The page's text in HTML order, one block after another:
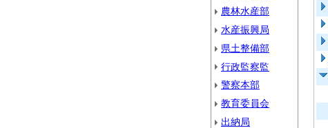
農林水産部
水産振興局
県土整備部
行政監察監
警察本部
教育委員会
出納局